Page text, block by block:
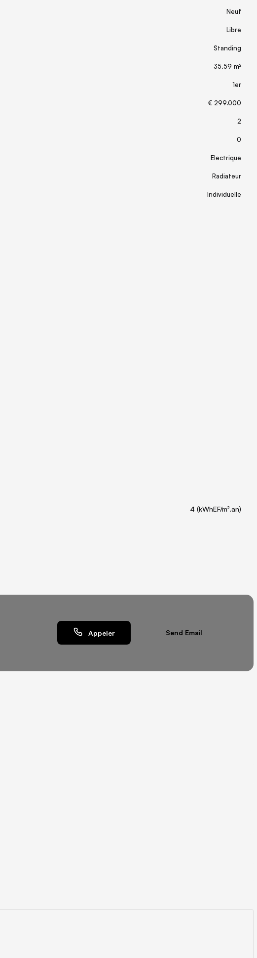
Neuf
Libre
Standing
35.59 m²
1er
€ 299.000
2
0
Electrique
Radiateur
Individuelle
4 (kWhEF/m².an)
Appeler Send Email